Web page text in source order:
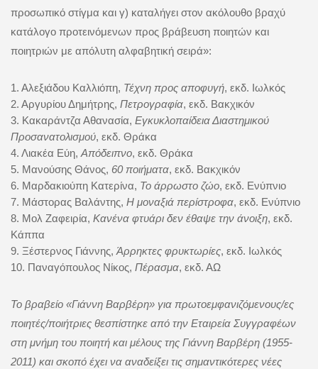
προσωπικό στίγμα και γ) καταλήγει στον ακόλουθο βραχύ
κατάλογο προτεινόμενων προς βράβευση ποιητών και
ποιητριών με απόλυτη αλφαβητική σειρά»:
1. Αλεξιάδου Καλλιόπη, Τέχνη προς αποφυγή, εκδ. Ιωλκός
2. Αργυρίου Δημήτρης, Πετρογραφία, εκδ. Βακχικόν
3. Κακαράντζα Αθανασία, Εγκυκλοπαίδεια Διαστημικού
Προσανατολισμού, εκδ. Θράκα
4. Λιακέα Εύη, Απόδειπνο, εκδ. Θράκα
5. Μανούσης Θάνος, 60 ποιήματα, εκδ. Βακχικόν
6. Μαρδακιούπη Κατερίνα, Το άρρωστο ζώο, εκδ. Ενύπνιο
7. Μάστορας Βαλάντης, Η μοναξιά περίστροφα, εκδ. Ενύπνιο
8. Μολ Ζαφειρία, Κανένα φτυάρι δεν έθαψε την άνοιξη, εκδ.
Κάππα
9. Ξέστερνος Γιάννης, Άρρηκτες φρυκτωρίες, εκδ. Ιωλκός
10. Παναγόπουλος Νίκος, Πέρασμα, εκδ. ΑΩ
Το βραβείο «Γιάννη Βαρβέρη» για πρωτοεμφανιζόμενους/ες
ποιητές/ποιήτριες θεσπίστηκε από την Εταιρεία Συγγραφέων
στη μνήμη του ποιητή και μέλους της Γιάννη Βαρβέρη (1955-
2011) και σκοπό έχει να αναδείξει τις σημαντικότερες νέες